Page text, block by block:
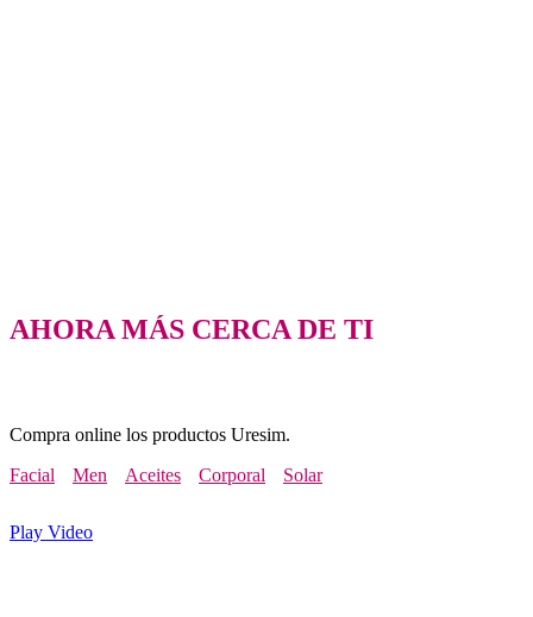
AHORA MÁS CERCA DE TI
Compra online los productos Uresim.
Facial
Men Aceites Corporal Solar
Play Video